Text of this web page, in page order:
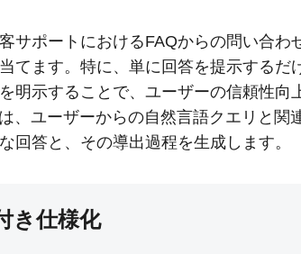
サポートにおけるFAQからの問い合わ
てます。特に、単に回答を提示するだ
明示することで、ユーザーの信頼性
、ユーザーからの自然言語クエリと
回答と、その導出過程を生成します。
き仕様化